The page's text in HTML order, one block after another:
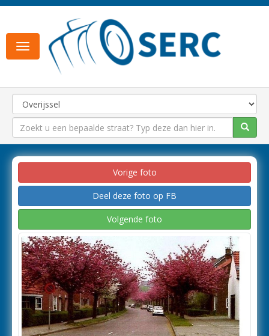
Toggle
navigation
Vorige foto
Deel deze foto op FB
Volgende foto